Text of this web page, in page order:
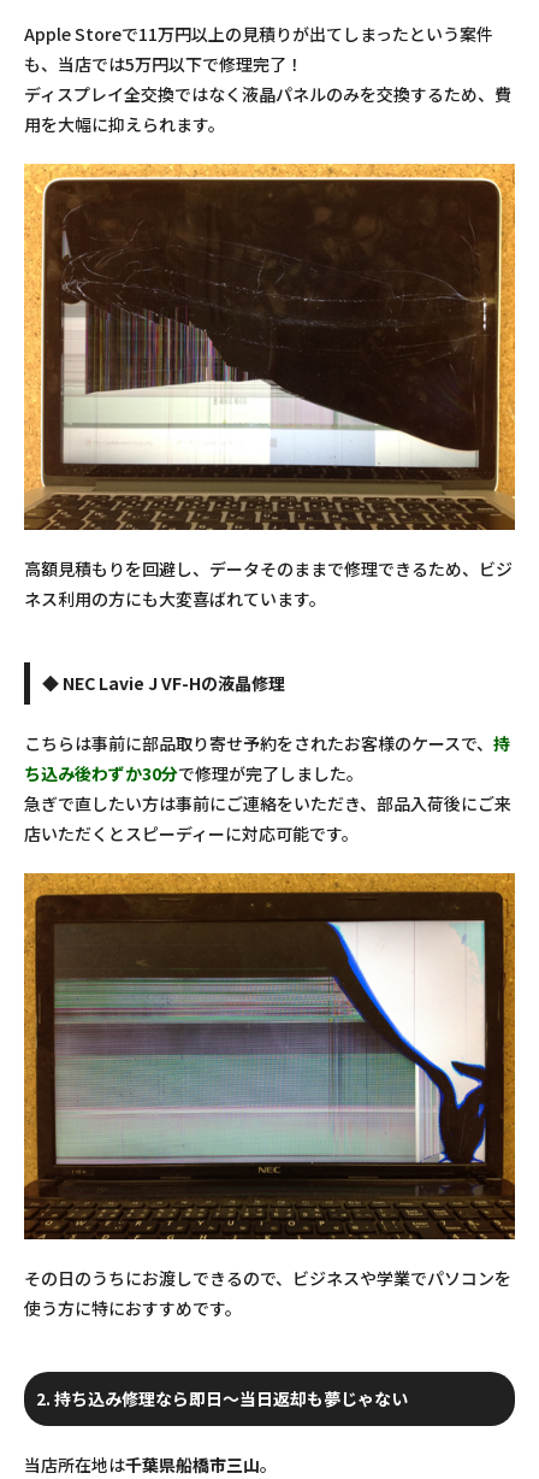
Apple Storeで11万円以上の見積りが出てしまったという案件
も、当店では5万円以下で修理完了！
ディスプレイ全交換ではなく液晶パネルのみを交換するため、費
用を大幅に抑えられます。
高額見積もりを回避し、データそのままで修理できるため、ビジ
ネス利用の方にも大変喜ばれています。
◆ NEC Lavie J VF-Hの液晶修理
こちらは事前に部品取り寄せ予約をされたお客様のケースで、 持
ち込み後わずか30分で修理が完了しました。
急ぎで直したい方は事前にご連絡をいただき、部品入荷後にご来
店いただくとスピーディーに対応可能です。
その日のうちにお渡しできるので、ビジネスや学業でパソコンを
使う方に特におすすめです。
2. 持ち込み修理なら即日～当日返却も夢じゃない
当店所在地は千葉県船橋市三山。